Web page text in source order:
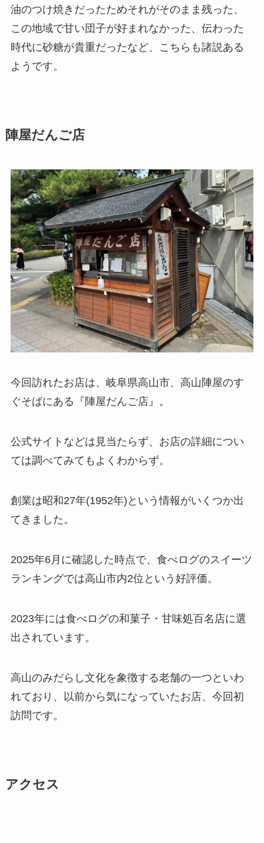
油のつけ焼きだったためそれがそのまま残った、
この地域で甘い団子が好まれなかった、伝わった
時代に砂糖が貴重だったなど、こちらも諸説ある
ようです。
陣屋だんご店
今回訪れたお店は、岐阜県高山市、高山陣屋のす
ぐそばにある『陣屋だんご店』。
公式サイトなどは見当たらず、お店の詳細につい
ては調べてみてもよくわからず。
創業は昭和27年(1952年)という情報がいくつか出
てきました。
2025年6月に確認した時点で、食べログのスイーツ
ランキングでは高山市内2位という好評価。
2023年には食べログの和菓子・甘味処百名店に選
出されています。
高山のみだらし文化を象徴する老舗の一つといわ
れており、以前から気になっていたお店、今回初
訪問です。
アクセス